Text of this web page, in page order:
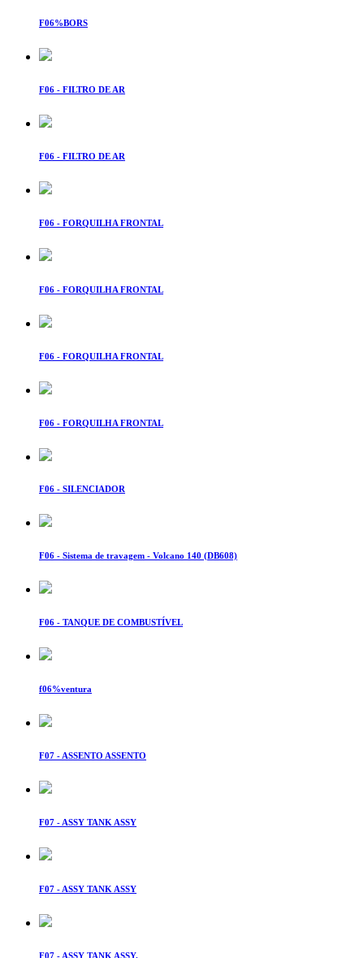
F06%BORS
F06 - FILTRO DE AR
F06 - FILTRO DE AR
F06 - FORQUILHA FRONTAL
F06 - FORQUILHA FRONTAL
F06 - FORQUILHA FRONTAL
F06 - FORQUILHA FRONTAL
F06 - SILENCIADOR
F06 - Sistema de travagem - Volcano 140 (DB608)
F06 - TANQUE DE COMBUSTÍVEL
f06%ventura
F07 - ASSENTO ASSENTO
F07 - ASSY TANK ASSY
F07 - ASSY TANK ASSY
F07 - ASSY TANK ASSY.